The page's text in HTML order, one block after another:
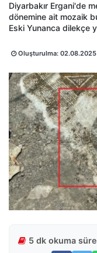
Diyarbakır Ergani'de
dönemine ait mozaik
Eski Yunanca dilekçe
Oluşturulma: 02.08.2025
5 dk okuma